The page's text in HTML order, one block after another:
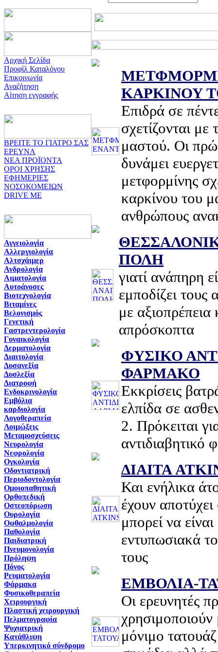
Αρχική Σελίδα
Προφίλ Καταλόγου
Επικοινωνία
Αναζήτηση
Αίτηση εγγραφής
ΒΡΕΙΤΕ ΤΟ ΓΙΑΤΡΟ ΣΑΣ
ΕΡΕΥΝΑ
ΝΕΑ ΠΡΟΪΟΝΤΑ
ΟΡΟΙ ΧΡΗΣΗΣ
ΕΦΗΜΕΡΙΕΣ
ΝΟΣΟΚΟΜΕΙΩΝ
DRIVE ME
Αγγειολογία
Αλλεργιολογία
Αλτσχάιμερ
Ανδρολογία
Αιματολογία
Αυτοάνοσες
Βιοτεχνολογία
Βιταμίνες
Βελονισμός
Γενετική
Γαστρεντερολογία
Γυναικολογία
Δερματολογία
Διαιτολογία
Δυσανεξία
Δυσλεξία
Διατροφή
Ενδοκρινολογία
Εμβόλια
καρδιολογία
Λογοθεραπεία
Λοιμώξεις
Μεταμοσχεύσεις
Νευρολογία
Νεφρολογία
Ογκολογία
Οδοντιατρική
Περιοδοντολογία
Ομοιοπαθητική
Ορθοπεδική
Οστεοπόρωση
Ουρολογία
Οφθαλμολογία
Παθολογία
Παιδιατρική
Πνευμονολογία
Πρόληψη
Πόνος
Ρευματολογία
Φάρμακα
Φυσικοθεραπεία
Χειρουργική
Πλαστική χειρουργική
Πελματογραφία
Ψυχιατρική
Κατάθλιψη
Υπερκινητικό σύνδρομο
ΚΑΡΚΙΝΟΥ
Επιδρά σε
σχετίζονται
μαστού. Οι
δυνάμει
μετφορμίνης
καρκίνου του
ανθρώπους
ΠΟΛΗ
γιατί ανάπηρη
εμποδίζει
με αξιοπρέπεια
απρόσκοπτα
ΦΥΣΙΚΟ
ΦΑΡΜΑΚΟ
Εκκρίσεις
ελπίδα σε
2. Πρόκειται
αντιδιαβητικό
ΔΙΑΙΤΑ
Και ενήλικα
έχουν
μπορεί να
εντυπωσιακά
τους
ΕΜΒΟΛΙΑ-
Oι ερευνητές
μόνιμο